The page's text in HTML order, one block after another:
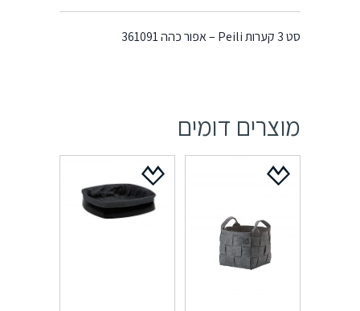
סט 3 קערות Peili – אפור כהה 361091
מוצרים דומים